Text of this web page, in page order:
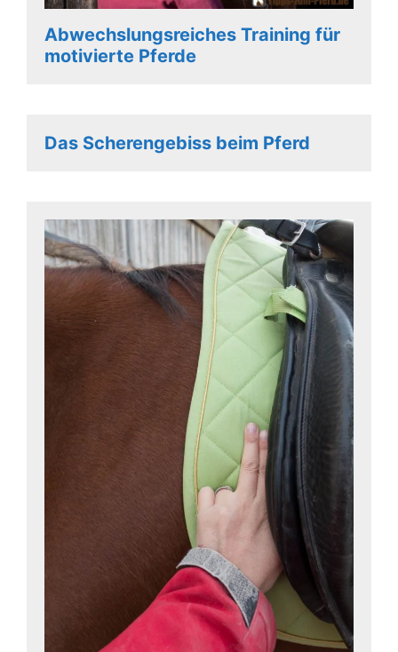
Abwechslungsreiches Training für
motivierte Pferde
Das Scherengebiss beim Pferd